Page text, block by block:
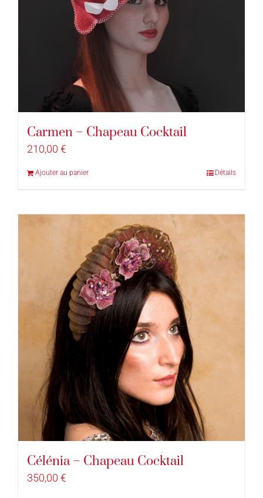
Carmen – Chapeau Cocktail
210,00 €
Ajouter au panier Détails
Célénia – Chapeau Cocktail
350,00 €